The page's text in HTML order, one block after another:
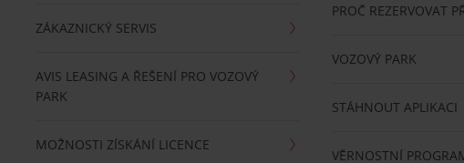
ZÁKAZNICKÝ SERVIS
AVIS LEASING A ŘEŠENÍ PRO VOZOVÝ
PARK
MOŽNOSTI ZÍSKÁNÍ LICENCE
PROČ REZERVOVAT
VOZOVÝ PARK
STÁHNOUT APLIKACI
VĚRNOSTNÍ